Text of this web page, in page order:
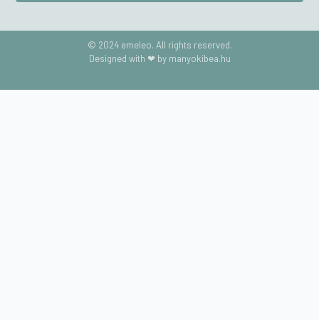
© 2024 emeleo. All rights reserved.
Designed with ❤ by manyokibea.hu